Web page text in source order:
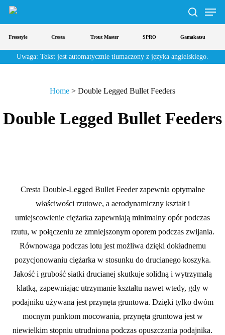
Przejdź
głównej
treści
Menu
Freestyle Cresta Trout Master SPRO Gamakatsu
Uwaga: Tekst jest automatycznie tłumaczony z języka angielskiego.
Home > Double Legged Bullet Feeders
Double Legged Bullet Feeders
Cresta Double-Legged Bullet Feeder zapewnia optymalne
właściwości rzutowe, a aerodynamiczny kształt i
umiejscowienie ciężarka zapewniają minimalny opór podczas
rzutu, w połączeniu ze zmniejszonym oporem podczas zwijania.
Równowaga podczas lotu jest możliwa dzięki dokładnemu
pozycjonowaniu ciężarka w stosunku do drucianego koszyka.
Jakość i grubość siatki drucianej skutkuje solidną i wytrzymałą
klatką, zapewniając utrzymanie kształtu nawet wtedy, gdy w
podajniku używana jest przynęta gruntowa. Dzięki tylko dwóm
mocnym punktom mocowania, przynęta gruntowa jest w
niewielkim stopniu utrudniona podczas opuszczania podajnika.